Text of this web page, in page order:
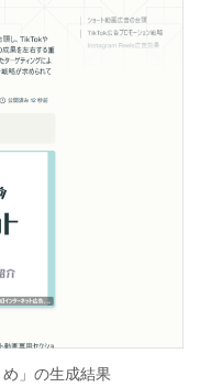
め」の生成結果